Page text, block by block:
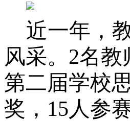
近一年，
风采。 2名教
第二届学校
奖，15人参